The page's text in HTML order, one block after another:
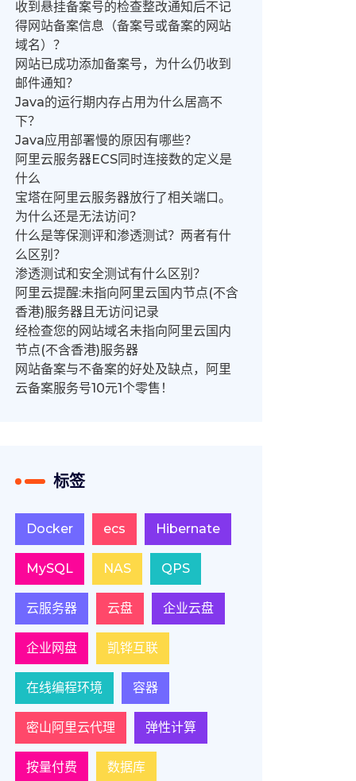
收到悬挂备案号的检查整改通知后不记
得网站备案信息（备案号或备案的网站
域名）？
网站已成功添加备案号，为什么仍收到
邮件通知？
Java的运行期内存占用为什么居高不
下？
Java应用部署慢的原因有哪些？
阿里云服务器ECS同时连接数的定义是
什么
宝塔在阿里云服务器放行了相关端口。
为什么还是无法访问？
什么是等保测评和渗透测试？两者有什
么区别？
渗透测试和安全测试有什么区别？
阿里云提醒:未指向阿里云国内节点(不含
香港)服务器且无访问记录
经检查您的网站域名未指向阿里云国内
节点(不含香港)服务器
网站备案与不备案的好处及缺点，阿里
云备案服务号10元1个零售！
标签
Docker ecs Hibernate
MySQL NAS QPS
云服务器 云盘 企业云盘
企业网盘 凯铧互联
在线编程环境 容器
密山阿里云代理 弹性计算
按量付费 数据库